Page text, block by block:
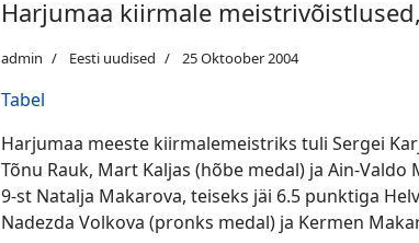
Harjumaa kiirmale
admin Eesti uudised 25 Oktoober 2004
Tabel
Harjumaa meeste kiirmalemeistriks tuli Sergei
Tõnu Rauk, Mart Kaljas (hõbe medal) ja Ain-
9-st Natalja Makarova, teiseks jäi 6.5 punktiga
Nadezda Volkova (pronks medal) ja Kermen